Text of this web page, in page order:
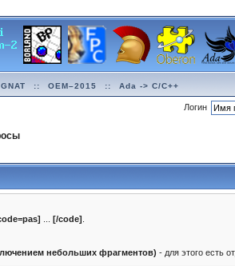
:: OEM–2015 :: Ada -> C/C++
Логин
...[/code]
небольших фрагментов) - для этого есть